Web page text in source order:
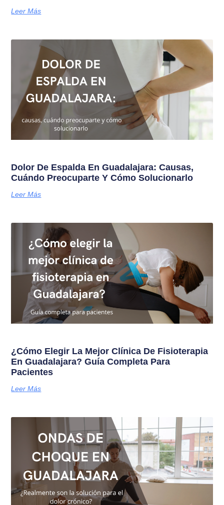
Leer Más
Dolor De Espalda En Guadalajara: Causas,
Cuándo Preocuparte Y Cómo Solucionarlo
Leer Más
¿Cómo Elegir La Mejor Clínica De Fisioterapia
En Guadalajara? Guía Completa Para
Pacientes
Leer Más